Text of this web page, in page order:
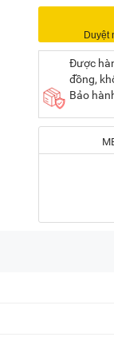
Được
đồng,
Bảo
Địa chỉ:
716-